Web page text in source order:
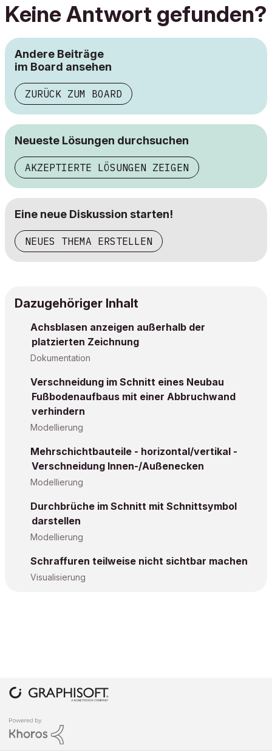
Keine Antwort gefunden?
Andere Beiträge
im Board ansehen
ZURÜCK ZUM BOARD
Neueste Lösungen durchsuchen
AKZEPTIERTE LÖSUNGEN ZEIGEN
Eine neue Diskussion starten!
NEUES THEMA ERSTELLEN
Dazugehöriger Inhalt
Achsblasen anzeigen außerhalb der
platzierten Zeichnung
Dokumentation
Verschneidung im Schnitt eines Neubau
Fußbodenaufbaus mit einer Abbruchwand
verhindern
Modellierung
Mehrschichtbauteile - horizontal/vertikal -
Verschneidung Innen-/Außenecken
Modellierung
Durchbrüche im Schnitt mit Schnittsymbol
darstellen
Modellierung
Schraffuren teilweise nicht sichtbar machen
Visualisierung